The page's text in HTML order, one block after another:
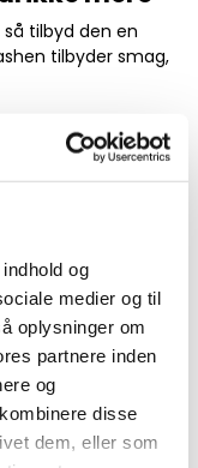
og
medier og til
oplysninger om
partnere inden
og
disse
dem, eller som
tilbyd den en
tilbyder smag,
garanteret heller
ide at træne tidligt
lidt køligere.
(sadel, evt.
så varmen kan
vejr, kan heste